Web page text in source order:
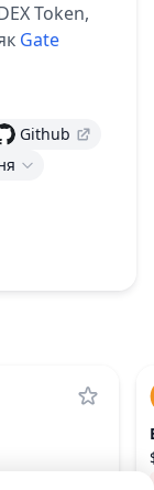
Token,
Gate
Github